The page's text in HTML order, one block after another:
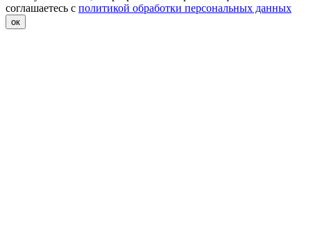
соглашаетесь с политикой обработки персональных данных
ок